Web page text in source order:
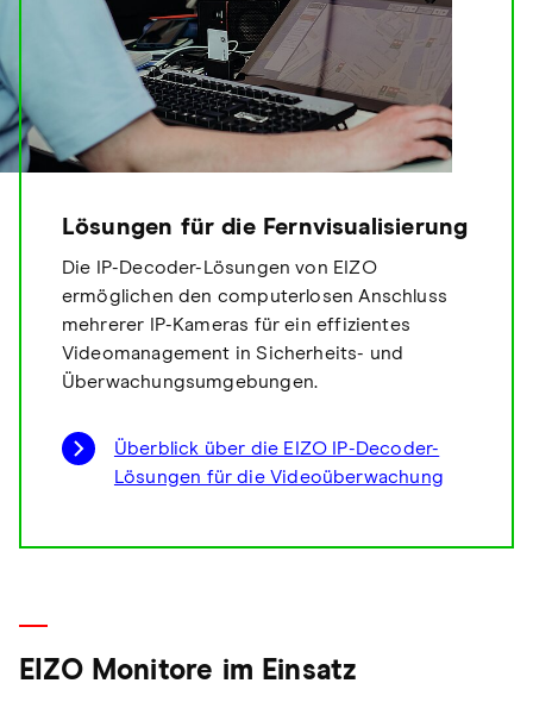
Lösungen für die Fernvisualisierung
Die IP-Decoder-Lösungen von EIZO
ermöglichen den computerlosen Anschluss
mehrerer IP-Kameras für ein effizientes
Videomanagement in Sicherheits- und
Überwachungsumgebungen.
Überblick über die EIZO IP-Decoder-
Lösungen für die Videoüberwachung
EIZO Monitore im Einsatz